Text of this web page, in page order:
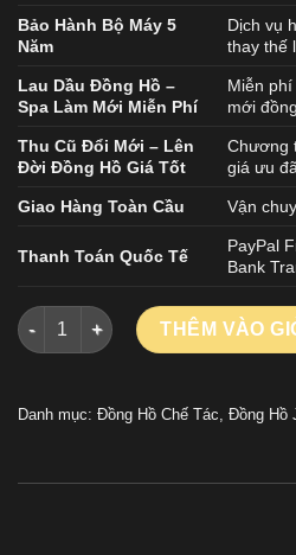
Bảo Hành Bộ Máy 5
Năm
Dịch vụ
thay thế
Lau Dầu Đồng Hồ –
Spa Làm Mới Miễn Phí
Miễn
mới
Thu Cũ Đổi Mới – Lên
Đời Đồng Hồ Giá Tốt
Chương
giá ưu
Giao Hàng Toàn Cầu Vận
Thanh Toán Quốc Tế
PayPal
Bank
Đồng Hồ Jaeger LeCoultre Chế
THÊM VÀO
Danh mục: Đồng Hồ Chế Tác Đồng Hồ